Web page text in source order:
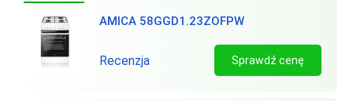
AMICA 58GGD1.23ZOFPW
Recenzja Sprawdź cenę